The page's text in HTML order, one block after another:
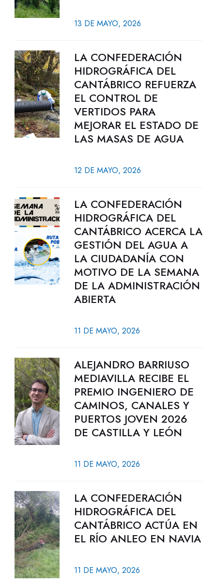
13 DE MAYO, 2026
LA CONFEDERACIÓN
HIDROGRÁFICA DEL
CANTÁBRICO REFUERZA
EL CONTROL DE
VERTIDOS PARA
MEJORAR EL ESTADO DE
LAS MASAS DE AGUA
12 DE MAYO, 2026
LA CONFEDERACIÓN
HIDROGRÁFICA DEL
CANTÁBRICO ACERCA LA
GESTIÓN DEL AGUA A
LA CIUDADANÍA CON
MOTIVO DE LA SEMANA
DE LA ADMINISTRACIÓN
ABIERTA
11 DE MAYO, 2026
ALEJANDRO BARRIUSO
MEDIAVILLA RECIBE EL
PREMIO INGENIERO DE
CAMINOS, CANALES Y
PUERTOS JOVEN 2026
DE CASTILLA Y LEÓN
11 DE MAYO, 2026
LA CONFEDERACIÓN
HIDROGRÁFICA DEL
CANTÁBRICO ACTÚA EN
EL RÍO ANLEO EN NAVIA
11 DE MAYO, 2026